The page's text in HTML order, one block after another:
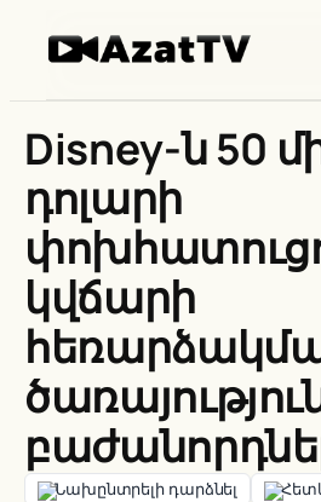
Disney-ն 50
դոլարի
կվճարի
Նախընտրելի դարձնել